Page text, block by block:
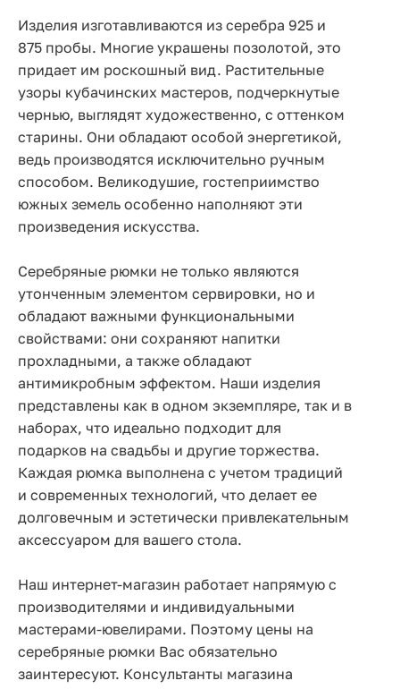
Изделия изготавливаются из серебра 925 и
875 пробы. Многие украшены позолотой, это
придает им роскошный вид. Растительные
узоры кубачинских мастеров, подчеркнутые
чернью, выглядят художественно, с оттенком
старины. Они обладают особой энергетикой,
ведь производятся исключительно ручным
способом. Великодушие, гостеприимство
южных земель особенно наполняют эти
произведения искусства.
Серебряные рюмки не только являются
утонченным элементом сервировки, но и
обладают важными функциональными
свойствами: они сохраняют напитки
прохладными, а также обладают
антимикробным эффектом. Наши изделия
представлены как в одном экземпляре, так и в
наборах, что идеально подходит для
подарков на свадьбы и другие торжества.
Каждая рюмка выполнена с учетом традиций
и современных технологий, что делает ее
долговечным и эстетически привлекательным
аксессуаром для вашего стола.
Наш интернет-магазин работает напрямую с
производителями и индивидуальными
мастерами-ювелирами. Поэтому цены на
серебряные рюмки Вас обязательно
заинтересуют. Консультанты магазина